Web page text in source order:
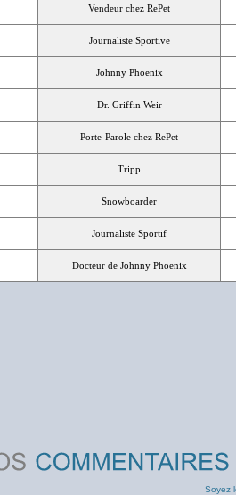
Vendeur chez RePet
Journaliste Sportive
Johnny Phoenix
Dr. Griffin Weir
Porte-Parole chez RePet
Tripp
Snowboarder
Journaliste Sportif
Docteur de Johnny Phoenix
Soyez